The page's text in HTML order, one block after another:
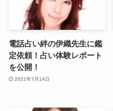
電話占い絆の伊織先生に鑑
定依頼！占い体験レポート
を公開！
2021年7月14日